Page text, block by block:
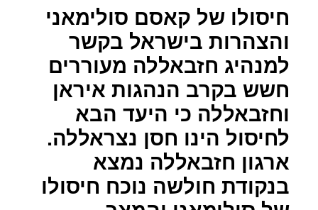
חיסולו של קאסם סולימאני
והצהרות בישראל בקשר
למנהיג חזבאללה מעוררים
חשש בקרב הנהגות איראן
וחזבאללה כי היעד הבא
לחיסול הינו חסן נצראללה.
ארגון חזבאללה נמצא
בנקודת חולשה נוכח חיסולו